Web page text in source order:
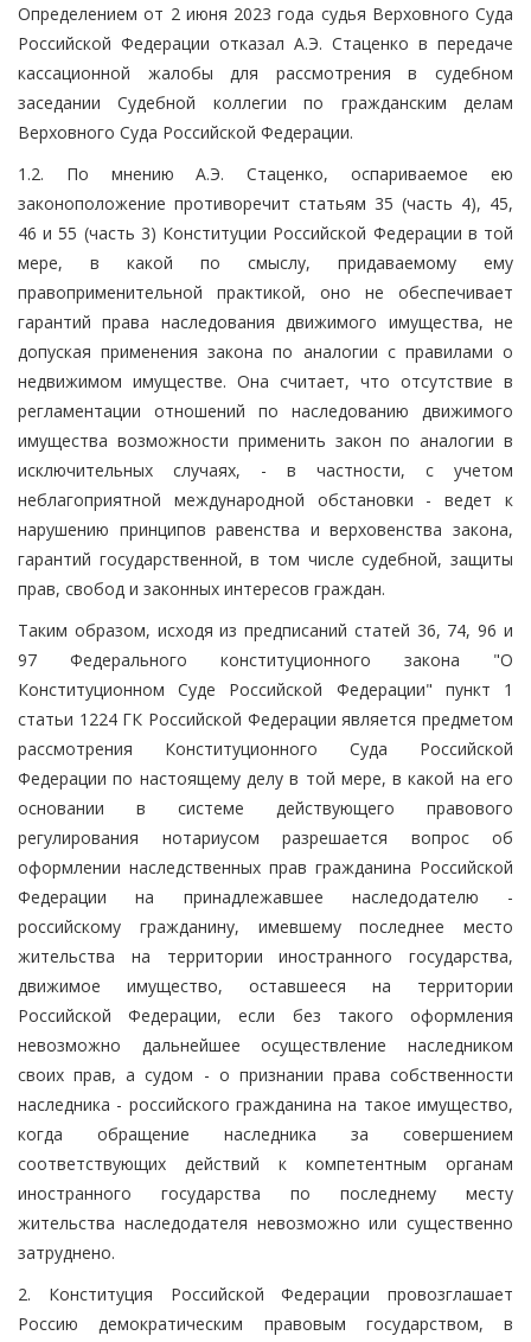
Определением от 2 июня 2023 года судья Верховного Суда
Российской Федерации отказал А.Э. Стаценко в передаче
кассационной жалобы для рассмотрения в судебном
заседании Судебной коллегии по гражданским делам
Верховного Суда Российской Федерации.
1.2. По мнению А.Э. Стаценко, оспариваемое ею
законоположение противоречит статьям 35 (часть 4), 45,
46 и 55 (часть 3) Конституции Российской Федерации в той
мере, в какой по смыслу, придаваемому ему
правоприменительной практикой, оно не обеспечивает
гарантий права наследования движимого имущества, не
допуская применения закона по аналогии с правилами о
недвижимом имуществе. Она считает, что отсутствие в
регламентации отношений по наследованию движимого
имущества возможности применить закон по аналогии в
исключительных случаях, - в частности, с учетом
неблагоприятной международной обстановки - ведет к
нарушению принципов равенства и верховенства закона,
гарантий государственной, в том числе судебной, защиты
прав, свобод и законных интересов граждан.
Таким образом, исходя из предписаний статей 36, 74, 96 и
97 Федерального конституционного закона "О
Конституционном Суде Российской Федерации" пункт 1
статьи 1224 ГК Российской Федерации является предметом
рассмотрения Конституционного Суда Российской
Федерации по настоящему делу в той мере, в какой на его
основании в системе действующего правового
регулирования нотариусом разрешается вопрос об
оформлении наследственных прав гражданина Российской
Федерации на принадлежавшее наследодателю -
российскому гражданину, имевшему последнее место
жительства на территории иностранного государства,
движимое имущество, оставшееся на территории
Российской Федерации, если без такого оформления
невозможно дальнейшее осуществление наследником
своих прав, а судом - о признании права собственности
наследника - российского гражданина на такое имущество,
когда обращение наследника за совершением
соответствующих действий к компетентным органам
иностранного государства по последнему месту
жительства наследодателя невозможно или существенно
затруднено.
2. Конституция Российской Федерации провозглашает
Россию демократическим правовым государством, в